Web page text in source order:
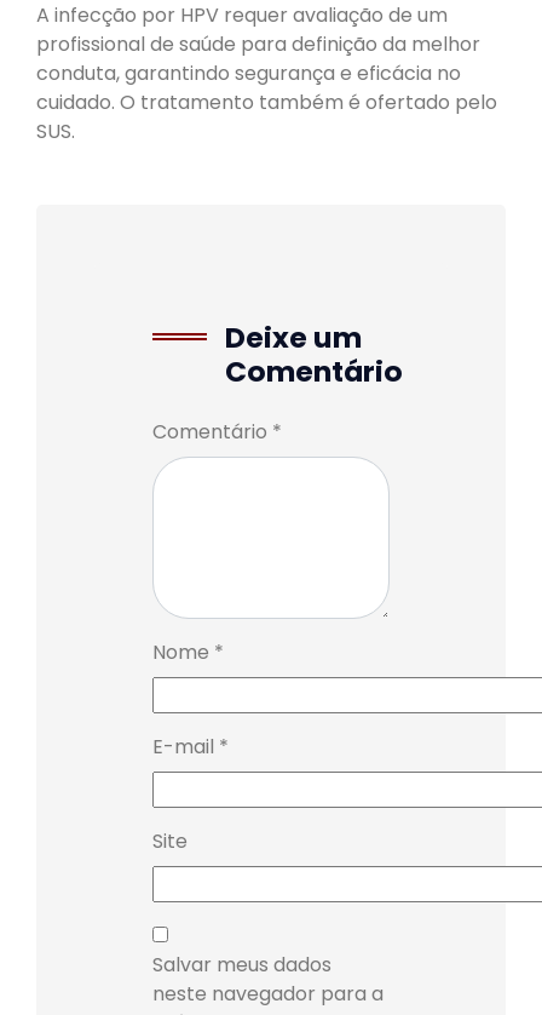
A infecção por HPV requer avaliação de um
profissional de saúde para definição da melhor
conduta, garantindo segurança e eficácia no
cuidado. O tratamento também é ofertado pelo
SUS.
Deixe um
Comentário
Comentário *
Nome *
E-mail *
Site
Salvar meus dados
neste navegador para a